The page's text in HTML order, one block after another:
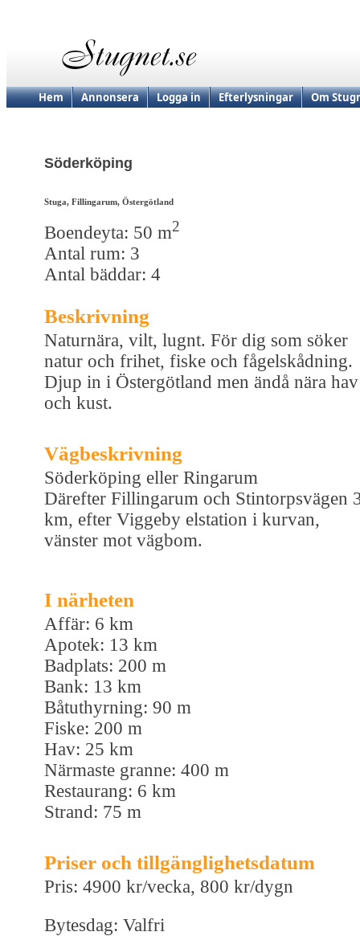
Hem Annonsera Logga in Efterlysningar Om
Söderköping
Stuga, Fillingarum, Östergötland
Boendeyta: 50 m2
Antal rum: 3
Antal bäddar: 4
Beskrivning
Naturnära, vilt, lugnt. För dig som söker
natur och frihet, fiske och fågelskådning.
Djup in i Östergötland men ändå nära hav
och kust.
Vägbeskrivning
Söderköping eller Ringarum
Därefter Fillingarum och Stintorpsvägen
km, efter Viggeby elstation i kurvan,
vänster mot vägbom.
I närheten
Affär: 6 km
Apotek: 13 km
Badplats: 200 m
Bank: 13 km
Båtuthyrning: 90 m
Fiske: 200 m
Hav: 25 km
Närmaste granne: 400 m
Restaurang: 6 km
Strand: 75 m
Priser och tillgänglighetsdatum
Pris: 4900 kr/vecka, 800 kr/dygn
Bytesdag: Valfri